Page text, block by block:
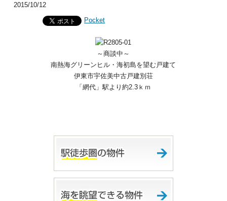
2015/10/12
Pocket
～商談中～
南熱海グリーンヒル・海初島を望む戸建て
伊東市宇佐美中古戸建別荘
「網代」駅より約2.3ｋｍ